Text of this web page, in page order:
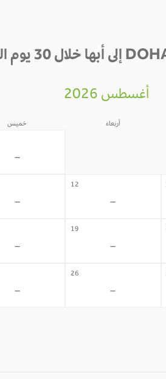
أغسطس 2026
أربعاء خميس
-
12
-
-
19
-
-
26
-
-